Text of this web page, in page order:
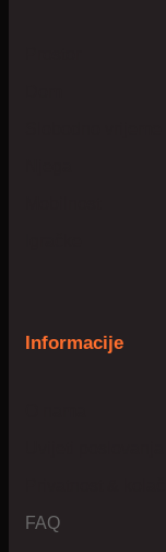
Informacije
FAQ